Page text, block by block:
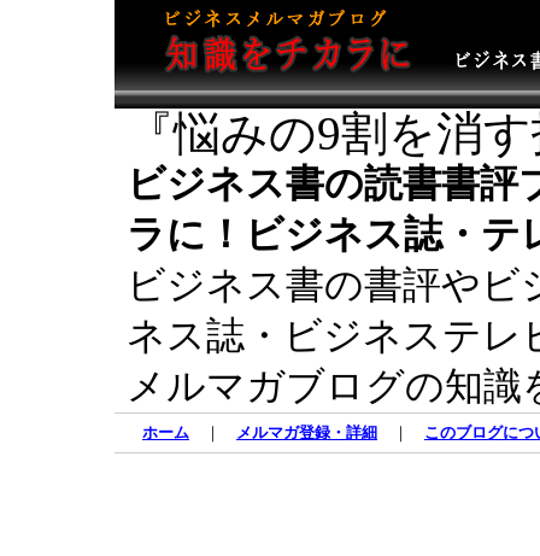
『悩みの9割を消
ビジネス書の読書書
ラに！ビジネス誌・テ
ビジネス書の書評や
ネス誌・ビジネステ
メルマガブログの知識
ホーム ｜ メルマガ登録・詳細 ｜ このブログにつ